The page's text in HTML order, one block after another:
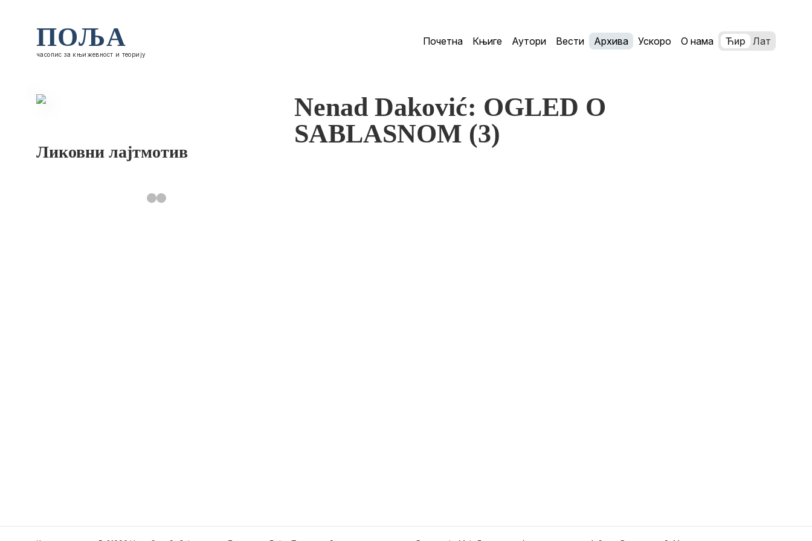
ПОЉА
часопис за књижевност и теорију
Почетна Књиге Аутори Вести Архива Ускоро О нама Ћир Лат
Ликовни лајтмотив
Nenad Daković: OGLED O
SABLASNOM (3)